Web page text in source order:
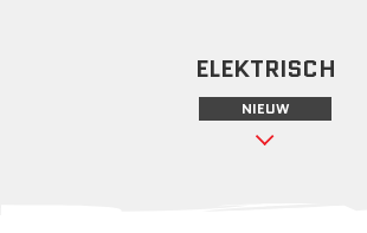
ELEKTRISCH
NIEUW